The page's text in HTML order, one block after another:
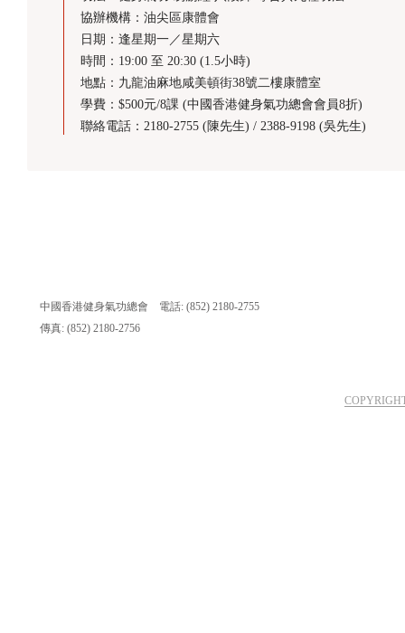
協辦機構：油尖區康體會
日期：逢星期一／星期六
時間：19:00 至 20:30 (1.5小時)
地點：九龍油麻地咸美頓街38號二樓康體室
學費：$500元/8課 (中國香港健身氣功總會會員8折)
聯絡電話：2180-2755 (陳先生) / 2388-9198 (吳先生)
中國香港健身氣功總會 電話: (852) 2180-2755
傳真: (852) 2180-2756